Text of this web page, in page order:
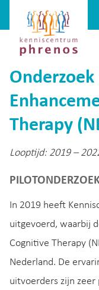
Phrenos
website
Therapy
Looptijd: 2019 –
In 2019 heeft
uitgevoerd, waarbij
Cognitive Therapy
Nederland. De
uitvoerders zijn